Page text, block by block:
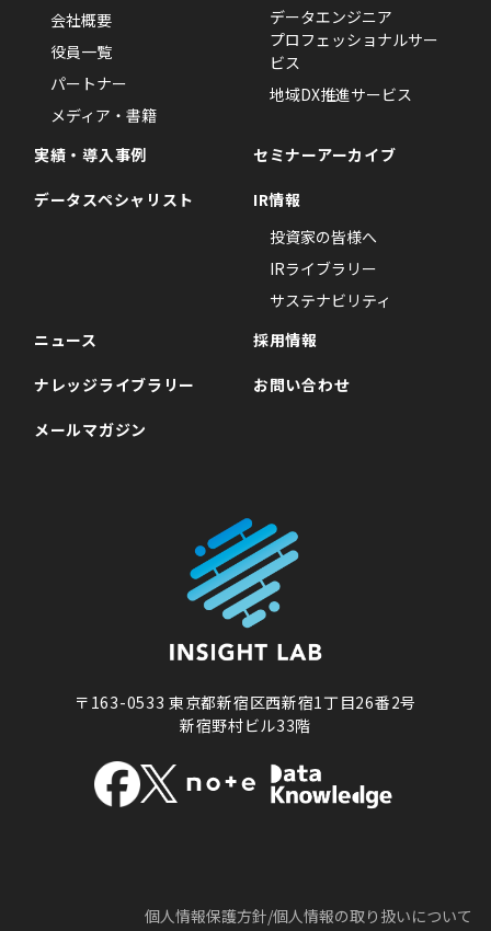
会社概要
役員一覧
パートナー
メディア・書籍
データエンジニア
プロフェッショナルサー
ビス
地域DX推進サービス
実績・導入事例 セミナーアーカイブ
データスペシャリスト
IR情報
投資家の皆様へ
IRライブラリー
サステナビリティ
ニュース
採用情報
ナレッジライブラリー お問い合わせ
メールマガジン
〒163-0533東京都新宿区西新宿1丁目26番2号
新宿野村ビル33階
個人情報保護方針/個人情報の取り扱いについて